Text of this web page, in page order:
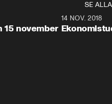
SE ALLA
15 november
14 NOV. 2018